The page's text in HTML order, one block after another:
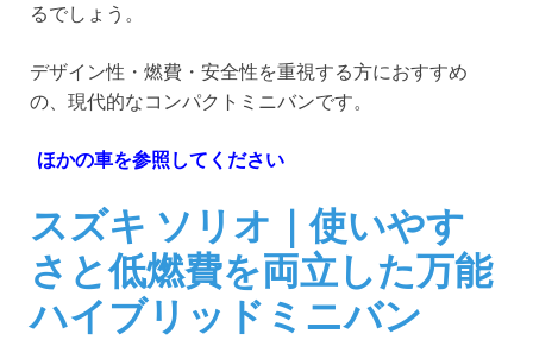
るでしょう。
デザイン性・燃費・安全性を重視する方におすすめ
の、現代的なコンパクトミニバンです。
ほかの車を参照してください
スズキ ソリオ｜使いやす
さと低燃費を両立した万能
ハイブリッドミニバン